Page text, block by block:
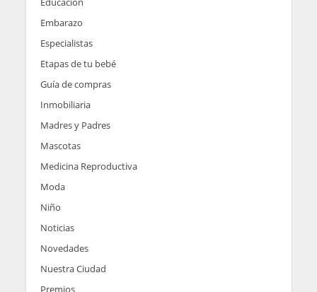
Embarazo
Especialistas
Etapas de tu bebé
Guía de compras
Inmobiliaria
Madres y Padres
Mascotas
Medicina Reproductiva
Moda
Niño
Noticias
Novedades
Nuestra Ciudad